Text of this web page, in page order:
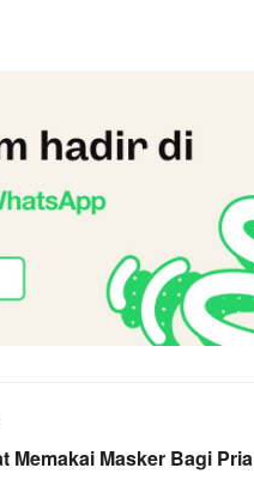
Memakai Masker Bagi Pria